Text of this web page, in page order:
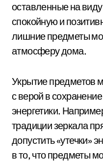
оставленные на
спокойную и
лишние предметы
атмосферу дома.
Укрытие предметов
с верой в
энергетики.
традиции зеркала
допустить «утечки»
в то, что предметы